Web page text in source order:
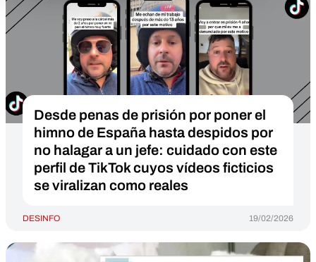
Desde penas de prisión por poner el
himno de España hasta despidos por
no halagar a un jefe: cuidado con este
perfil de TikTok cuyos vídeos ficticios
se viralizan como reales
DESINFO 19/02/2026